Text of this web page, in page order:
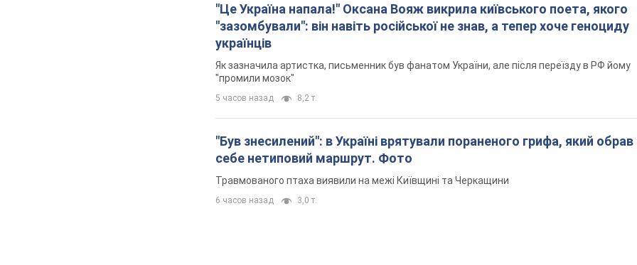
"Це Україна напала!" Оксана Вояж викрила київського поета, якого
"зазомбували": він навіть російської не знав, а тепер хоче геноциду
українців
Як зазначила артистка, письменник був фанатом України, але після переїзду в РФ йому
"промили мозок"
5 часов назад 8,2 т.
"Був знесилений": в Україні врятували пораненого грифа, який
себе нетиповий маршрут. Фото
Травмованого птаха виявили на межі Київщині та Черкащини
6 часов назад 3,0 т.